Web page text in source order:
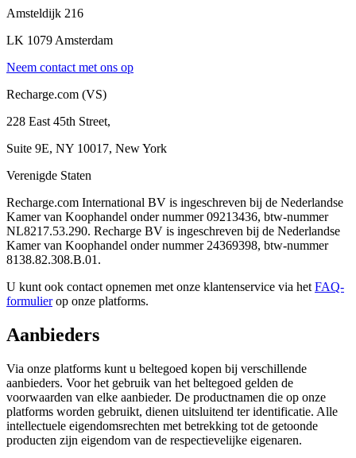
Amsteldijk 216
LK 1079 Amsterdam
Neem contact met ons op
Recharge.com (VS)
228 East 45th Street,
Suite 9E, NY 10017, New York
Verenigde Staten
Recharge.com International BV is ingeschreven bij de Nederlandse
Kamer van Koophandel onder nummer 09213436, btw-nummer
NL8217.53.290. Recharge BV is ingeschreven bij de Nederlandse
Kamer van Koophandel onder nummer 24369398, btw-nummer
8138.82.308.B.01.
U kunt ook contact opnemen met onze klantenservice via het FAQ-
formulierop onze platforms.
Aanbieders
Via onze platforms kunt u beltegoed kopen bij verschillende
aanbieders. Voor het gebruik van het beltegoed gelden de
voorwaarden van elke aanbieder. De productnamen die op onze
platforms worden gebruikt, dienen uitsluitend ter identificatie. Alle
intellectuele eigendomsrechten met betrekking tot de getoonde
producten zijn eigendom van de respectievelijke eigenaren.